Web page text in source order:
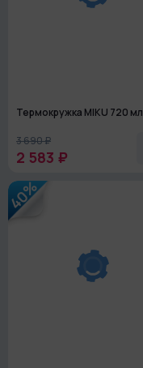
Термокружка MIKU 720 мл
3 690 ₽
2 583 ₽
40%